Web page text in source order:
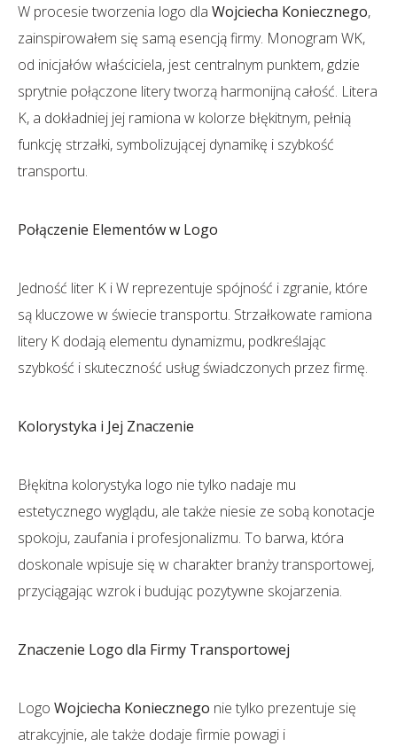
W procesie tworzenia logo dla Wojciecha Koniecznego,
zainspirowałem się samą esencją firmy. Monogram WK,
od inicjałów właściciela, jest centralnym punktem, gdzie
sprytnie połączone litery tworzą harmonijną całość. Litera
K, a dokładniej jej ramiona w kolorze błękitnym, pełnią
funkcję strzałki, symbolizującej dynamikę i szybkość
transportu.
Połączenie Elementów w Logo
Jedność liter K i W reprezentuje spójność i zgranie, które
są kluczowe w świecie transportu. Strzałkowate ramiona
litery K dodają elementu dynamizmu, podkreślając
szybkość i skuteczność usług świadczonych przez firmę.
Kolorystyka i Jej Znaczenie
Błękitna kolorystyka logo nie tylko nadaje mu
estetycznego wyglądu, ale także niesie ze sobą konotacje
spokoju, zaufania i profesjonalizmu. To barwa, która
doskonale wpisuje się w charakter branży transportowej,
przyciągając wzrok i budując pozytywne skojarzenia.
Znaczenie Logo dla Firmy Transportowej
Logo Wojciecha Koniecznego nie tylko prezentuje się
atrakcyjnie, ale także dodaje firmie powagi i